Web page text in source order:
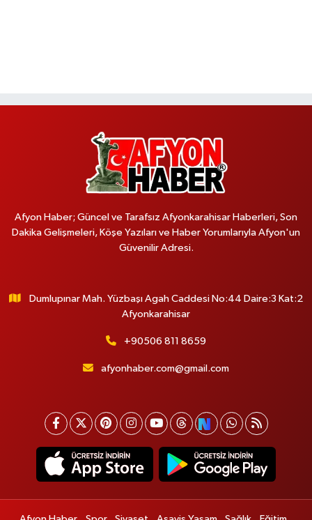
Afyon Haber; Güncel ve Tarafsız Afyonkarahisar Haberleri, Son
Dakika Gelişmeleri, Köşe Yazıları ve Haber Yorumlarıyla Afyon'un
Güvenilir Adresi.
Dumlupınar Mah. Yüzbaşı Agah Caddesi No:44 Daire:3 Kat:2
Afyonkarahisar
+90506 811 8659
afyonhaber.com@gmail.com